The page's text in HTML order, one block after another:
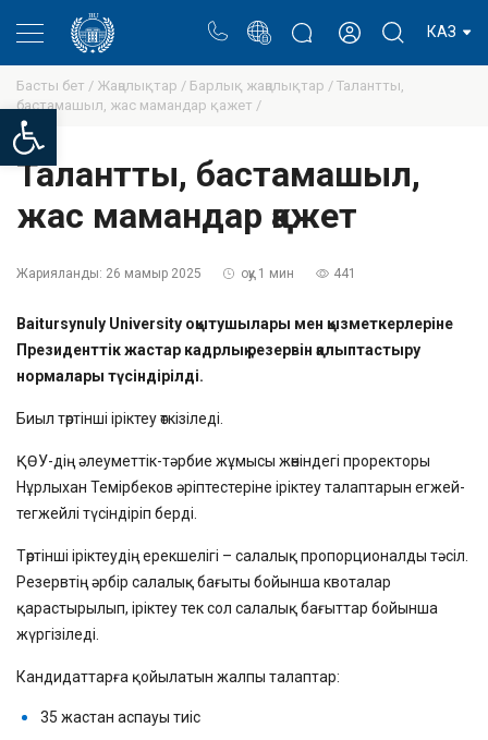
Open toolbar
КАЗ
Басты бет / Жаңалықтар / Барлық жаңалықтар / Талантты,
бастамашыл, жас мамандар қажет /
Талантты, бастамашыл,
жас мамандар қажет
Жарияланды: 26 мамыр 2025 оқу 1 мин 441
Baitursynuly University оқытушылары мен қызметкерлеріне
Президенттік жастар кадрлық резервін қалыптастыру
нормалары түсіндірілді.
Биыл төртінші іріктеу өткізіледі.
ҚӨУ-дің әлеуметтік-тәрбие жұмысы жөніндегі проректоры
Нұрлыхан Темірбеков әріптестеріне іріктеу талаптарын егжей-
тегжейлі түсіндіріп берді.
Төртінші іріктеудің ерекшелігі – салалық пропорционалды тәсіл.
Резервтің әрбір салалық бағыты бойынша квоталар
қарастырылып, іріктеу тек сол салалық бағыттар бойынша
жүргізіледі.
Кандидаттарға қойылатын жалпы талаптар:
35 жастан аспауы тиіс